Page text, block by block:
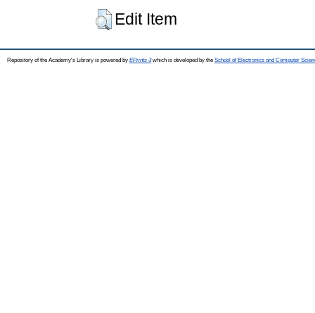
Edit Item
Repository of the Academy's Library is powered by EPrints 3which is developed by the School of Electronics and Computer